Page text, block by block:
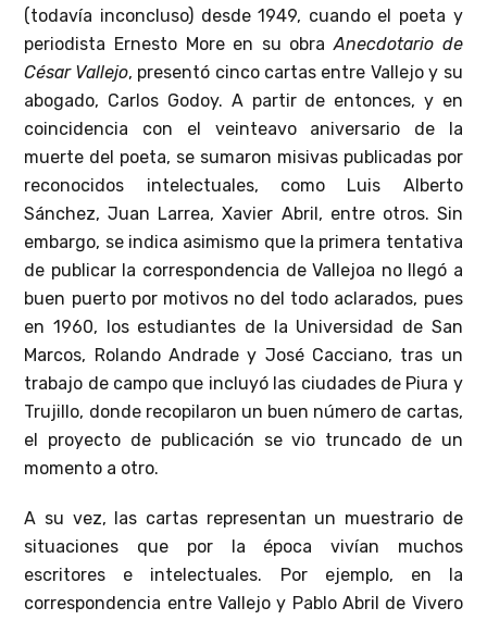
(todavía inconcluso) desde 1949, cuando el poeta y
periodista Ernesto More en su obraAnecdotario de
César Vallejo, presentó cinco cartas entre Vallejo y su
abogado, Carlos Godoy. A partir de entonces, y en
coincidencia con el veinteavo aniversario de la
muerte del poeta, se sumaron misivas publicadas por
reconocidos intelectuales, como Luis Alberto
Sánchez, Juan Larrea, Xavier Abril, entre otros. Sin
embargo, se indica asimismo que la primera tentativa
de publicar la correspondencia de Vallejoa no llegó a
buen puerto por motivos no del todo aclarados, pues
en 1960, los estudiantes de la Universidad de San
Marcos, Rolando Andrade y José Cacciano, tras un
trabajo de campo que incluyó las ciudades de Piura y
Trujillo, donde recopilaron un buen número de cartas,
el proyecto de publicación se vio truncado de un
momento a otro.
A su vez, las cartas representan un muestrario de
situaciones que por la época vivían muchos
escritores e intelectuales. Por ejemplo, en la
correspondencia entre Vallejo y Pablo Abril de Vivero